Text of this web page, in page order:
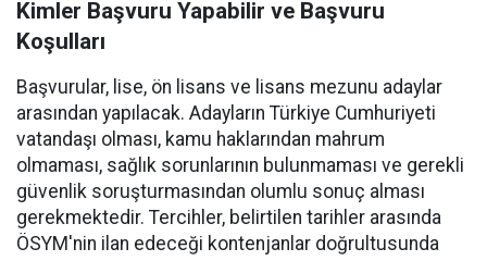
Kimler Başvuru Yapabilir ve Başvuru
Koşulları
Başvurular, lise, ön lisans ve lisans mezunu adaylar
arasından yapılacak. Adayların Türkiye Cumhuriyeti
vatandaşı olması, kamu haklarından mahrum
olmaması, sağlık sorunlarının bulunmaması ve gerekli
güvenlik soruşturmasından olumlu sonuç alması
gerekmektedir. Tercihler, belirtilen tarihler arasında
ÖSYM'nin ilan edeceği kontenjanlar doğrultusunda